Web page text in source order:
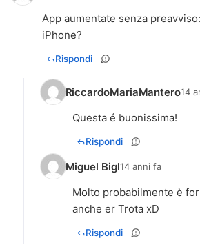
App aumentate senza
iPhone?
Rispondi
RiccardoMariaMantero14
Questa é buonissima!
Rispondi
Miguel Bigl14 anni fa
Molto probabilmente è
anche er Trota xD
Rispondi